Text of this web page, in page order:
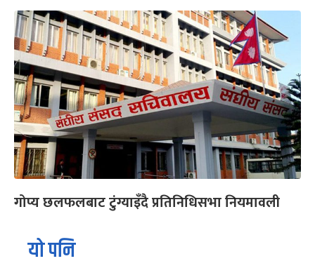
गोप्य छलफलबाट टुंग्याइँदै प्रतिनिधिसभा नियमावली
यो पनि